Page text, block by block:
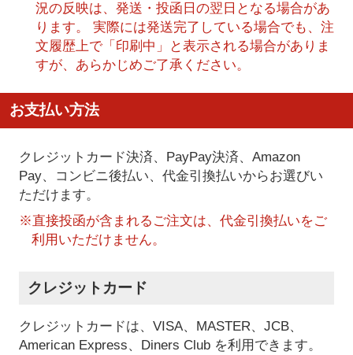
況の反映は、発送・投函日の翌日となる場合があ
ります。 実際には発送完了している場合でも、注
文履歴上で「印刷中」と表示される場合がありま
すが、あらかじめご了承ください。
お支払い方法
クレジットカード決済、PayPay決済、Amazon
Pay、コンビニ後払い、代金引換払いからお選びい
ただけます。
※直接投函が含まれるご注文は、代金引換払いをご
利用いただけません。
クレジットカード
クレジットカードは、VISA、MASTER、JCB、
American Express、Diners Club を利用できます。